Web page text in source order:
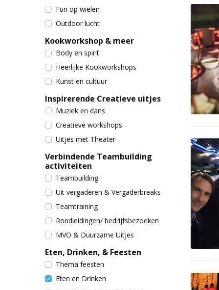
Fun op wielen
Outdoor lucht
Kookworkshop & meer
Body en spirit
Heerlijke Kookworkshops
Kunst en cultuur
Inspirerende Creatieve uitjes
Muziek en dans
Creatieve workshops
Uitjes met Theater
Verbindende Teambuilding
activiteiten
Teambuilding
Uit vergaderen & Vergaderbreaks
Teamtraining
Rondleidingen/ bedrijfsbezoeken
MVO & Duurzame Uitjes
Eten, Drinken, & Feesten
Thema feesten
Eten en Drinken